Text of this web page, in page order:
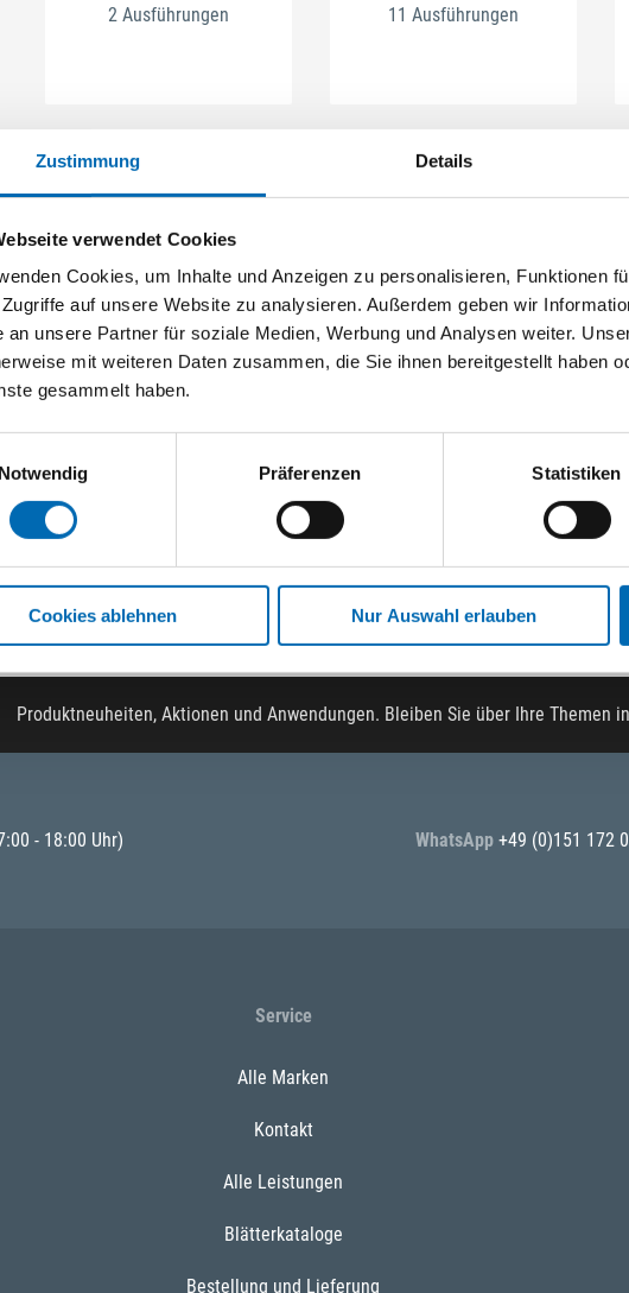
Zustimmung Details
verwendet Cookies
Cookies, um Inhalte und Anzeigen zu personalisieren, Funktionen
auf unsere Website zu analysieren. Außerdem geben wir
an unsere Partner für soziale Medien, Werbung und Analysen weiter.
mit weiteren Daten zusammen, die Sie ihnen bereitgestellt haben
gesammelt haben.
Notwendig
Präferenzen Statistiken
Cookies ablehnen Nur Auswahl erlauben
2 Ausführungen 11 Ausführungen
Hettich
Einpressmatrizen System
8099
Produktneuheiten, Aktionen und Anwendungen. Bleiben Sie über Ihre Themen
- 18:00 Uhr) WhatsApp +49 (0)151 172
Service
Alle Marken
Kontakt
Alle Leistungen
Blätterkataloge
Bestellung und Lieferung